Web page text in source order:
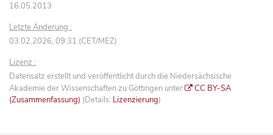
16.05.2013
Letzte Änderung :
03.02.2026, 09:31 (CET/MEZ)
Lizenz :
Datensatz erstellt und veröffentlicht durch die Niedersächsische
Akademie der Wissenschaften zu Göttingen unter
CC BY-SA
(Zusammenfassung) (Details: Lizenzierung)